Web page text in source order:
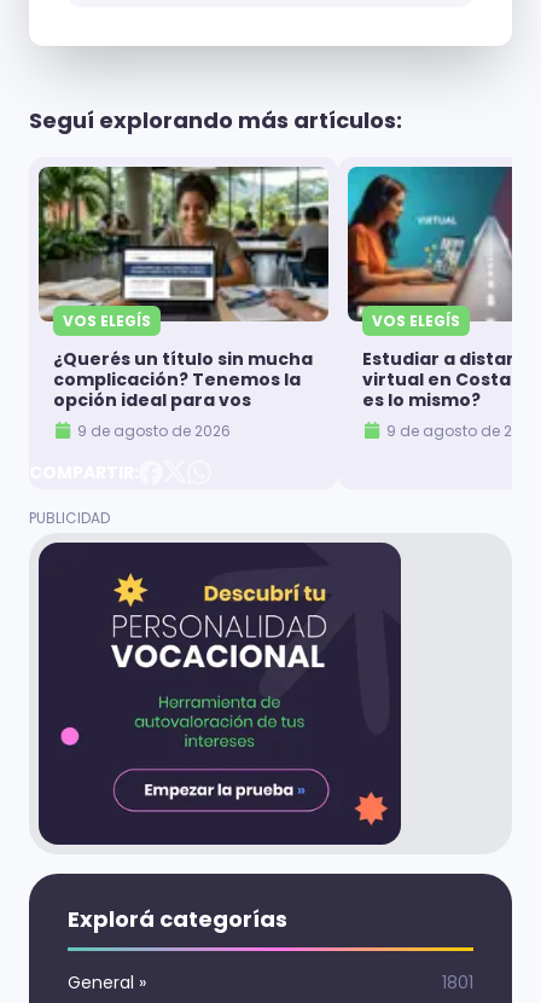
Seguí explorando más artículos:
VOS ELEGÍS
¿Querés un título sin mucha
complicación? Tenemos la
opción ideal para vos
9 de agosto de 2026
VOS ELEGÍS
Estudiar a
virtual en Costa
es lo mismo?
9 de agosto de 2026
Explorá categorías
General » 1801